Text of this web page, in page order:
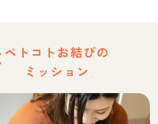
ペトコトお結びの
ミッション